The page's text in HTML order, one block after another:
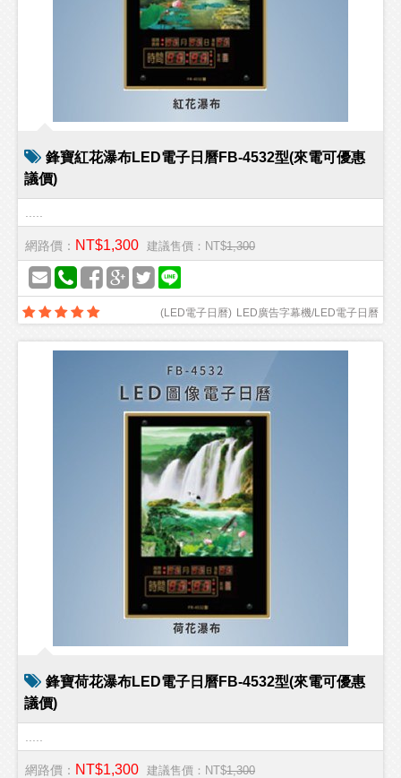
鋒寶紅花瀑布LED電子日曆FB-4532型(來電可優惠
議價)
網路價： NT$1,300 建議售價：NT$1,300
LED廣告字幕機/LED電子日曆
(LED電子日曆)
鋒寶荷花瀑布LED電子日曆FB-4532型(來電可優惠
議價)
網路價： NT$1,300 建議售價：NT$1,300